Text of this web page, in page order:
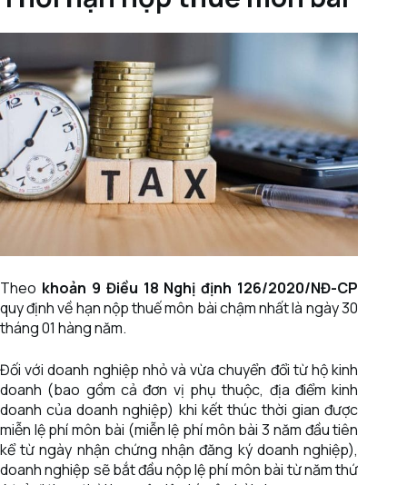
Theo khoản 9 Điều 18 Nghị định 126/2020/NĐ-CP
quy định về hạn nộp thuế môn bài chậm nhất là ngày 30
tháng 01 hàng năm.
Đối với doanh nghiệp nhỏ và vừa chuyển đổi từ hộ kinh
doanh (bao gồm cả đơn vị phụ thuộc, địa điểm kinh
doanh của doanh nghiệp) khi kết thúc thời gian được
miễn lệ phí môn bài (miễn lệ phí môn bài 3 năm đầu tiên
kể từ ngày nhận chứng nhận đăng ký doanh nghiệp),
doanh nghiệp sẽ bắt đầu nộp lệ phí môn bài từ năm thứ